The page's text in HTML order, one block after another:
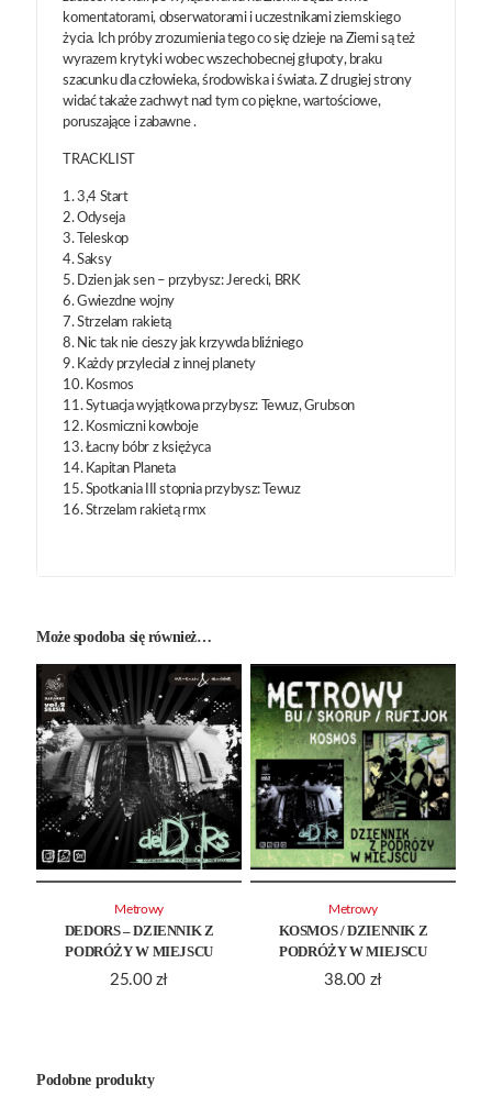
komentatorami, obserwatorami i uczestnikami ziemskiego
życia. Ich próby zrozumienia tego co się dzieje na Ziemi są też
wyrazem krytyki wobec wszechobecnej głupoty, braku
szacunku dla człowieka, środowiska i świata. Z drugiej strony
widać takaże zachwyt nad tym co piękne, wartościowe,
poruszające i zabawne .
TRACKLIST
1. 3,4 Start
2. Odyseja
3. Teleskop
4. Saksy
5. Dzien jak sen – przybysz: Jerecki, BRK
6. Gwiezdne wojny
7. Strzelam rakietą
8. Nic tak nie cieszy jak krzywda bliźniego
9. Każdy przylecial z innej planety
10. Kosmos
11. Sytuacja wyjątkowa przybysz: Tewuz, Grubson
12. Kosmiczni kowboje
13. Łacny bóbr z księżyca
14. Kapitan Planeta
15. Spotkania III stopnia przybysz: Tewuz
16. Strzelam rakietą rmx
Może spodoba się również…
DEDORS – DZIENNIK Z
PODRÓŻY W MIEJSCU
25.00 zł
Metrowy
KOSMOS / DZIENNIK Z
PODRÓŻY W MIEJSCU
38.00 zł
Metrowy
Podobne produkty